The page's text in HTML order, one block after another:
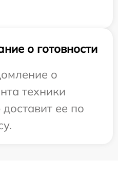
о готовности
о
техники
ее по